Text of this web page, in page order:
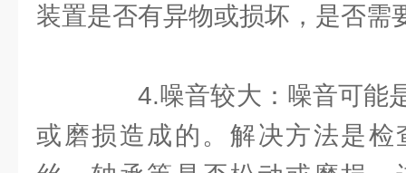
装置是否有异物或损坏，是否需
4.噪音较大：噪音可能
或磨损造成的。解决方法是检